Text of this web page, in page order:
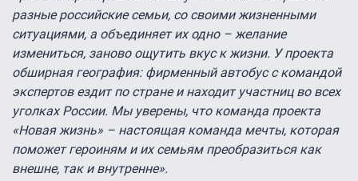
разные российские семьи, со своими жизненными
ситуациями, а объединяет их одно – желание
измениться, заново ощутить вкус к жизни. У проекта
обширная география: фирменный автобус с командой
экспертов ездит по стране и находит участниц во всех
уголках России. Мы уверены, что команда проекта
«Новая жизнь» – настоящая команда мечты, которая
поможет героиням и их семьям преобразиться как
внешне, так и внутренне».